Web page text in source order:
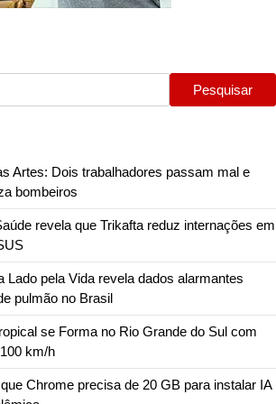
Pesquisar
Artes: Dois trabalhadores passam mal e
bombeiros
revela que Trikafta reduz internações em
Lado pela Vida revela dados alarmantes
pulmão no Brasil
se Forma no Rio Grande do Sul com
km/h
Chrome precisa de 20 GB para instalar IA